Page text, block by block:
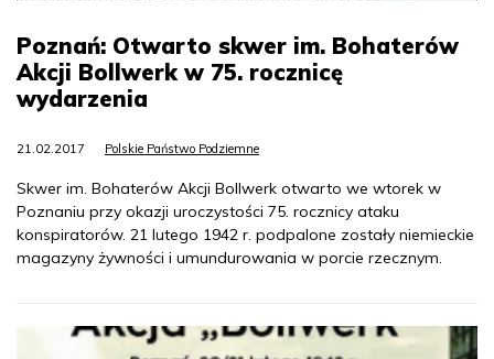
Poznań: Otwarto skwer im. Bohaterów
Akcji Bollwerk w 75. rocznicę
wydarzenia
21.02.2017 Polskie Państwo Podziemne
Skwer im. Bohaterów Akcji Bollwerk otwarto we wtorek w
Poznaniu przy okazji uroczystości 75. rocznicy ataku
konspiratorów. 21 lutego 1942 r. podpalone zostały niemieckie
magazyny żywności i umundurowania w porcie rzecznym.